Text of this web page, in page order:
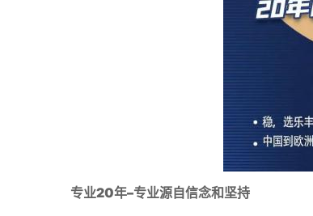
专业20年–专业源自信念和坚持